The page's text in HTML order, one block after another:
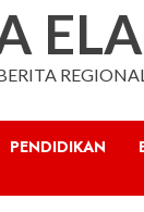
PENDIDIKAN